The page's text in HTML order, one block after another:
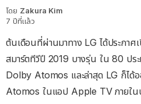
โดย Zakura Kim
7 ปีที่แล้ว
ต้นเดือนที่ผ่านมาทาง LG ได้ประกา
สมาร์ตทีวีปี 2019 บางรุ่น ใน 80 ปร
Dolby Atomos และล่าสุด LG ก็ไ
Atomos ในแอป Apple TV ภายใน